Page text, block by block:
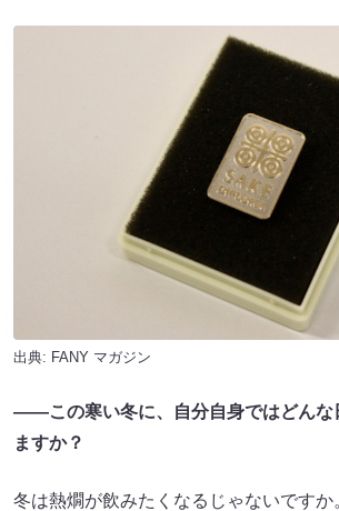
出典: FANY マガジン
――この寒い冬に、自分自身ではどんな
ますか？
冬は熱燗が飲みたくなるじゃないですか